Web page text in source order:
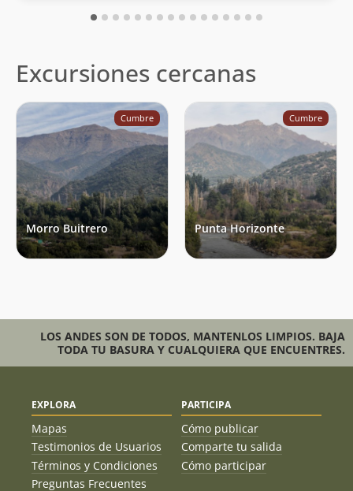
Excursiones cercanas
Cumbre
Morro Buitrero
Cumbre
Punta Horizonte
LOS ANDES SON DE TODOS, MANTENLOS LIMPIOS. BAJA
TODA TU BASURA Y CUALQUIERA QUE ENCUENTRES.
EXPLORA
Mapas
Testimonios de Usuarios
Términos y Condiciones
Preguntas Frecuentes
PARTICIPA
Cómo publicar
Comparte tu salida
Cómo participar